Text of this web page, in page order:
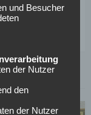
Rashford
und Besucher
der Nutzer
den
der Nutzer